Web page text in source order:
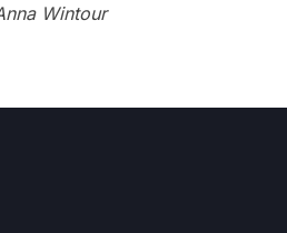
Wintour